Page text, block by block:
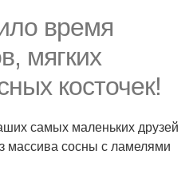
время
мягких
косточек!
самых маленьких друзей
массива сосны с ламелями